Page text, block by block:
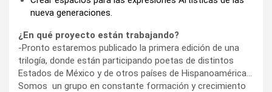
nueva generaciones.
¿En qué proyecto están trabajando?
-Pronto estaremos publicado la primera edición de una
trilogía, donde están participando poetas de distintos
Estados de México y de otros países de Hispanoamérica…
Somos un grupo en constante formación y crecimiento